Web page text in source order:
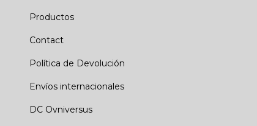
Productos
Contact
Política de Devolución
Envíos internacionales
DC Ovniversus